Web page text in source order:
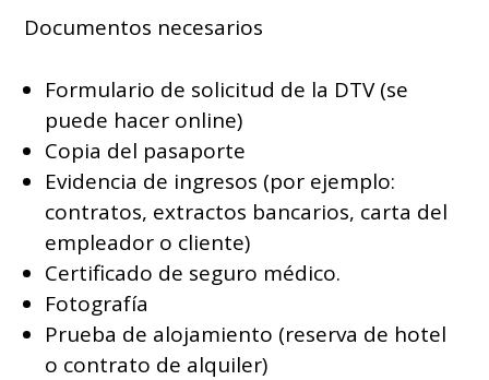
Documentos necesarios
Formulario de solicitud de la DTV (se
puede hacer online)
Copia del pasaporte
Evidencia de ingresos (por ejemplo:
contratos, extractos bancarios, carta del
empleador o cliente)
Certificado de seguro médico.
Fotografía
Prueba de alojamiento (reserva de hotel
o contrato de alquiler)